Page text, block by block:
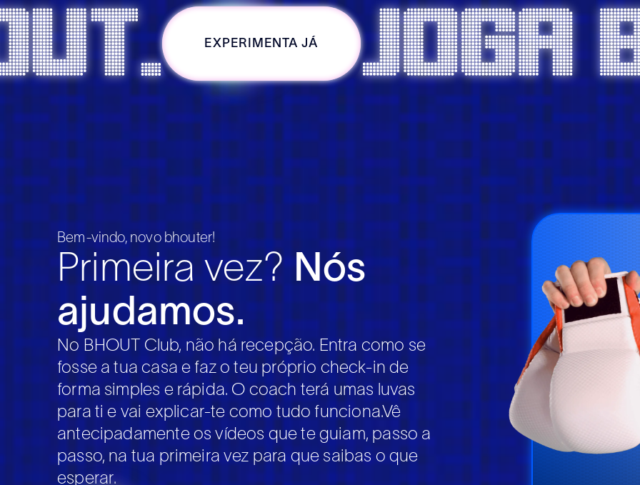
EXPERIMENTA JÁ joga
Bem-vindo, novo bhouter!
Primeira vez? Nós
ajudamos.
No BHOUT Club, não há recepção. Entra como se
fosse a tua casa e faz o teu próprio check-in de
forma simples e rápida. O coach terá umas luvas
para ti e vai explicar-te como tudo funciona.Vê
antecipadamente os vídeos que te guiam, passo a
passo, na tua primeira vez para que saibas o que
esperar.